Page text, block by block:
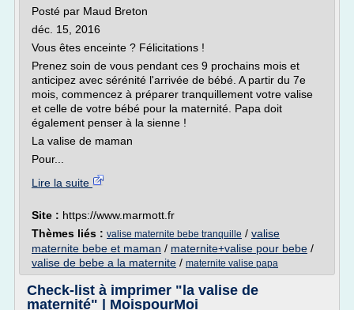
Posté par Maud Breton
déc. 15, 2016
Vous êtes enceinte ? Félicitations !
Prenez soin de vous pendant ces 9 prochains mois et
anticipez avec sérénité l'arrivée de bébé. A partir du 7e
mois, commencez à préparer tranquillement votre valise
et celle de votre bébé pour la maternité. Papa doit
également penser à la sienne !
La valise de maman
Pour...
Lire la suite
Site : https://www.marmott.fr
Thèmes liés : valise maternite bebe tranquille / valise
maternite bebe et maman / maternite+valise pour bebe /
valise de bebe a la maternite / maternite valise papa
Check-list à imprimer "la valise de
maternité" | MoispourMoi